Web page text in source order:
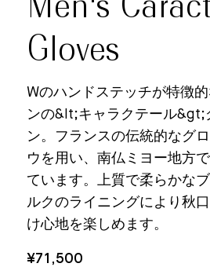
Men's
Gloves
Wのハンドステッチが特徴
ンの&lt;キャラクテール&gt;
ン。フランスの伝統的なグ
ウを用い、南仏ミヨー地方
ています。上質で柔らかな
ルクのライニングにより秋
け心地を楽しめます。
¥71,500